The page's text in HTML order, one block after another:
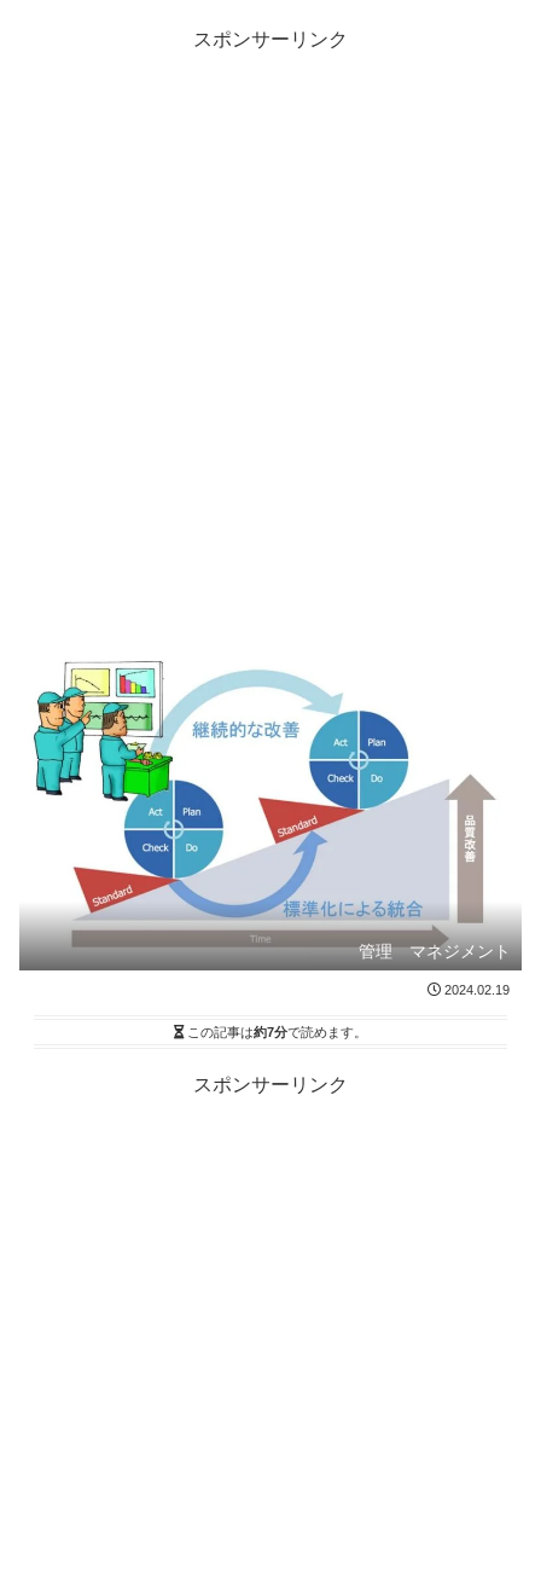
スポンサーリンク
管理 マネジメント
2024.02.19
この記事は約7分で読めます。
スポンサーリンク